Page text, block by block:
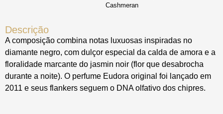
Descrição
A composição combina notas luxuosas inspiradas no
diamante negro, com dulçor especial da calda de amora e a
floralidade marcante do jasmin noir (flor que desabrocha
durante a noite). O perfume Eudora original foi lançado em
2011 e seus flankers seguem o DNA olfativo dos chipres.
Cashmeran